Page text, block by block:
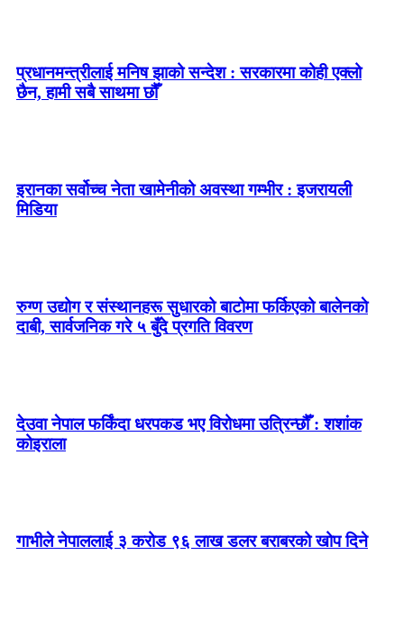
प्रधानमन्त्रीलाई मनिष झाको सन्देश : सरकारमा कोही एक्लो
छैन, हामी सबै साथमा छौँ
इरानका सर्वोच्च नेता खामेनीको अवस्था गम्भीर : इजरायली
मिडिया
रुग्ण उद्योग र संस्थानहरू सुधारको बाटोमा फर्किएको बालेनकाे
दाबी, सार्वजनिक गरे ५ बुँदे प्रगति विवरण
देउवा नेपाल फर्किंदा धरपकड भए विरोधमा उत्रिन्छौँ : शशांक
कोइराला
गाभीले नेपाललाई ३ करोड ९६ लाख डलर बराबरको खोप दिने